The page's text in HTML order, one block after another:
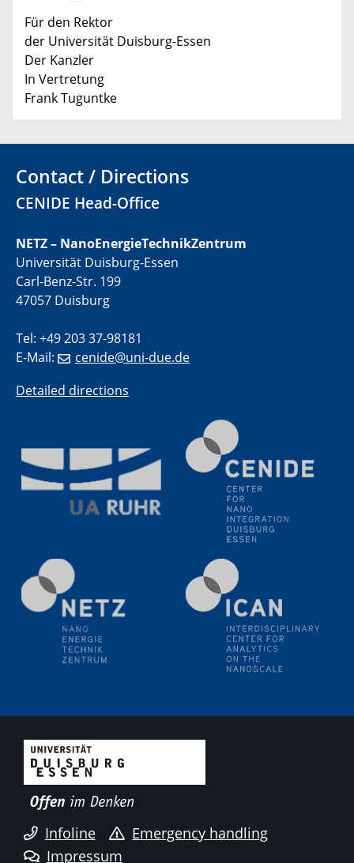
Für den Rektor
der Universität Duisburg-Essen
Der Kanzler
In Vertretung
Frank Tuguntke
Contact / Directions
CENIDE Head-Office
NETZ – NanoEnergieTechnikZentrum
Universität Duisburg-Essen
Carl-Benz-Str. 199
47057 Duisburg
Tel: +49 203 37-98181
E-Mail:
cenide@uni-due.de
Detailed directions
Infoline
Emergency handling
Impressum